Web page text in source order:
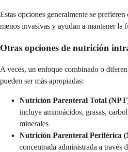
Estas opciones generalmente se
menos invasivas y ayudan a mantener la
Otras opciones de nutrición
A veces, un enfoque combinado o
pueden ser más apropiadas:
Nutrición Parenteral Total
incluye aminoácidos, grasas,
minerales
Nutrición Parenteral Periférica
concentrada administrada a través